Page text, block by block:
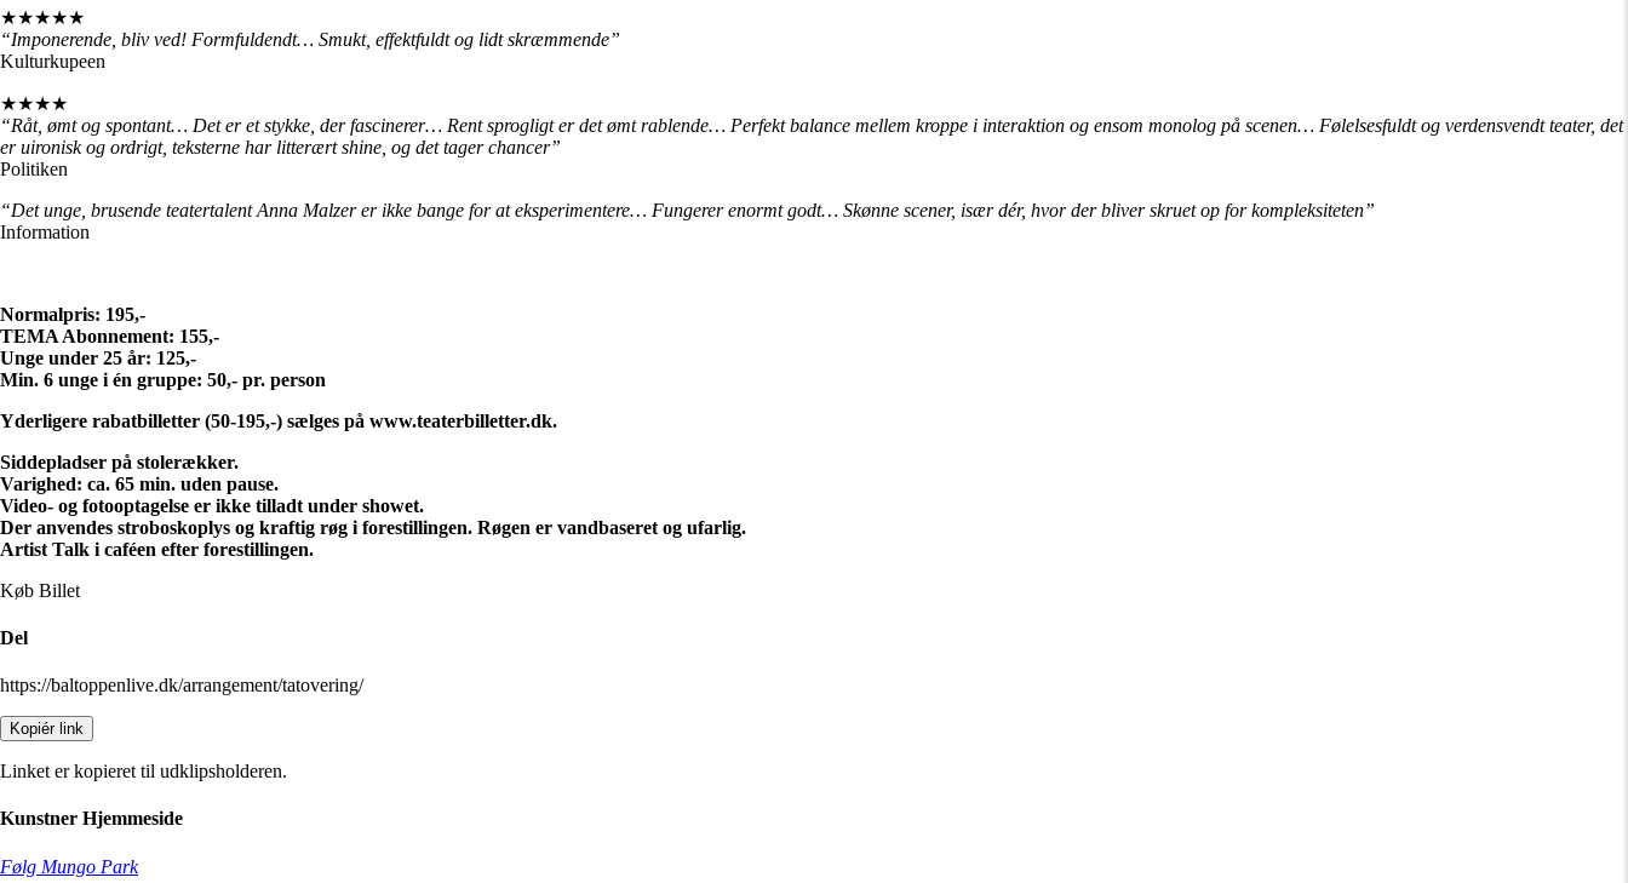
★★★★★
“Imponerende, bliv ved! Formfuldendt… Smukt, effektfuldt og lidt skræmmende”
Kulturkupeen
★★★★
“Råt, ømt og spontant… Det er et stykke, der fascinerer… Rent sprogligt er det ømt rablende… Perfekt balance mellem kroppe i interaktion og ensom monolog på scenen… Følelsesfuldt og verdensvendt teater, det
er uironisk og ordrigt, teksterne har litterært shine, og det tager chancer”
Politiken
“Det unge, brusende teatertalent Anna Malzer er ikke bange for at eksperimentere… Fungerer enormt godt… Skønne scener, især dér, hvor der bliver skruet op for kompleksiteten”
Information
Normalpris: 195,-
TEMA Abonnement: 155,-
Unge under 25 år: 125,-
Min. 6 unge i én gruppe: 50,- pr. person
Yderligere rabatbilletter (50-195,-) sælges på www.teaterbilletter.dk.
Siddepladser på stolerækker.
Varighed: ca. 65 min. uden pause.
Video- og fotooptagelse er ikke tilladt under showet.
Der anvendes stroboskoplys og kraftig røg i forestillingen. Røgen er vandbaseret og ufarlig.
Artist Talk i caféen efter forestillingen.
Køb Billet
Del
https://baltoppenlive.dk/arrangement/tatovering/
Kopiér link
Linket er kopieret til udklipsholderen.
Kunstner Hjemmeside
Følg Mungo Park